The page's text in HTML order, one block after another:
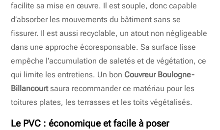
facilite sa mise en œuvre. Il est souple, donc capable
d’absorber les mouvements du bâtiment sans se
fissurer. Il est aussi recyclable, un atout non négligeable
dans une approche écoresponsable. Sa surface lisse
empêche l’accumulation de saletés et de végétation, ce
qui limite les entretiens. Un bon Couvreur Boulogne-
Billancourtsaura recommander ce matériau pour les
toitures plates, les terrasses et les toits végétalisés.
Le PVC : économique et facile à poser